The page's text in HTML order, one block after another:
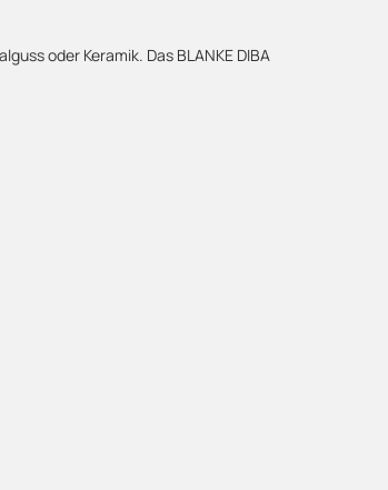
oder Keramik. Das BLANKE DIBA